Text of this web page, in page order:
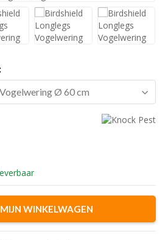
Ø 60 cm
WINKELWAGEN